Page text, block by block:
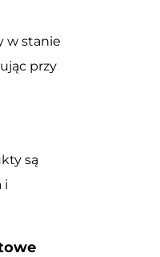
w stanie
przy
są
i